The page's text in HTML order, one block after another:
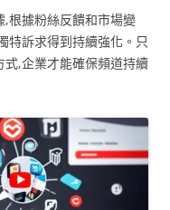
根據粉絲反饋和市場變
特訴求得到持續強化。只
,企業才能確保頻道持續